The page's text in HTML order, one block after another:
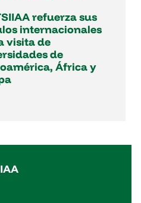
refuerza sus
internacionales
visita de
de
África y